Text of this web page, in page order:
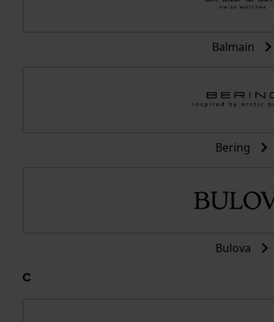
Balmain
Bering
Bulova
C